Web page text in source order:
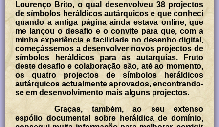
Lourenço Brito, o qual desenvolveu 38 projectos
de símbolos heráldicos autárquicos e que conheci
quando a antiga página ainda estava online, que
me lançou o desafio e o convite para que, com a
minha experiência e facilidade no desenho digital,
começássemos a desenvolver novos projectos de
símbolos heráldicos para as autarquias. Fruto
deste desafio e colaboração são, até ao momento,
os quatro projectos de símbolos heráldicos
autárquicos actualmente aprovados, encontrando-
se em desenvolvimento mais alguns projectos.
Graças, também, ao seu extenso
espólio documental sobre heráldica de domínio,